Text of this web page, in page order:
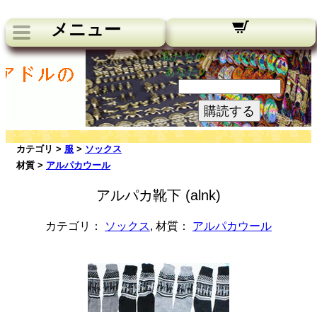
メニュー
私たちのニュースレター：
あなたのメールアドレス:
購読する
カテゴリ > 服 > ソックス
材質 > アルパカウール
アルパカ靴下 (alnk)
カテゴリ： ソックス, 材質： アルパカウール